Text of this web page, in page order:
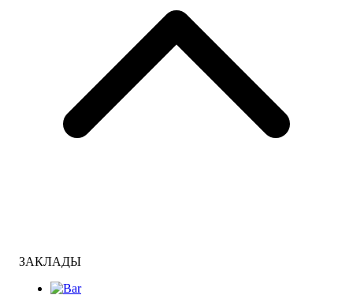
ЗАКЛАДЫ